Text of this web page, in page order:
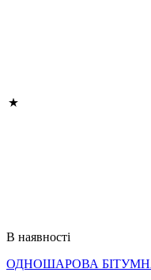
В наявності
ОДНОШАРОВА